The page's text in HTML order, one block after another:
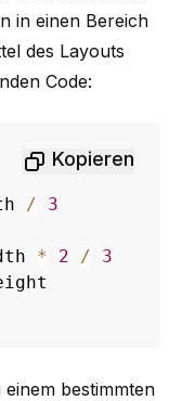
in einen Bereich
des Layouts
Code:
Kopieren
/
3
* 2 /
3
bestimmten